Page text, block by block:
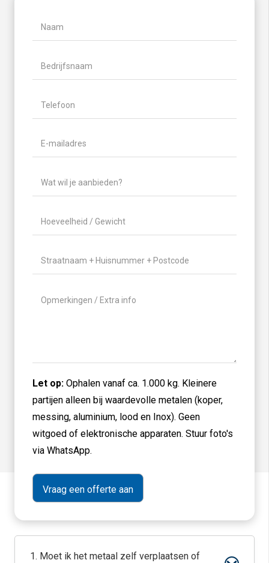
Naam
Bedrijfsnaam
Telefoon
mailadres(Vereist)
Wat
wil
aanbieden?
Hoeveelheid
/
Locatie(Vereist)
Let op: Ophalen vanaf ca. 1.000 kg. Kleinere
partijen alleen bij waardevolle metalen (koper,
messing, aluminium, lood en Inox). Geen
witgoed of elektronische apparaten. Stuur foto's
via WhatsApp.
1. Moet ik het metaal zelf verplaatsen of